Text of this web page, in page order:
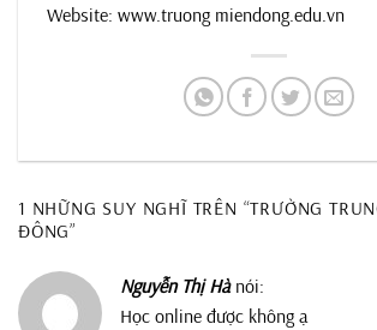
Website: www.truong miendong.edu.vn
1 NHỮNG SUY NGHĨ TRÊN “TRƯỜNG
ĐÔNG”
Nguyễn Thị Hà nói:
Học online được không ạ